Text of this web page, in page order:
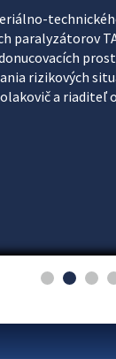
paralyzátorov
rizikových
a riaditeľ